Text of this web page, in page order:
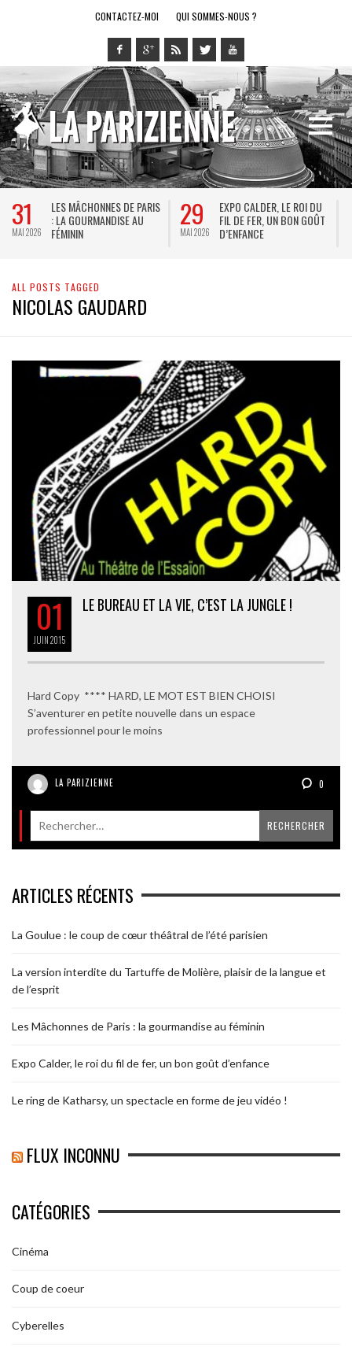
CONTACTEZ-MOI QUI SOMMES-NOUS ?
31
MAI 2026
LES MÂCHONNES DE PARIS
: LA GOURMANDISE AU
FÉMININ
29
MAI 2026
EXPO CALDER, LE ROI DU
FIL DE FER, UN BON GOÛT
D’ENFANCE
ALL POSTS TAGGED
NICOLAS GAUDARD
01
JUIN2015
LE BUREAU ET LA VIE, C’EST LA JUNGLE !
Hard Copy **** HARD, LE MOT EST BIEN CHOISI
S’aventurer en petite nouvelle dans un espace
professionnel pour le moins
LA PARIZIENNE 0
ARTICLES RÉCENTS
La Goulue : le coup de cœur théâtral de l’été parisien
La version interdite du Tartuffe de Molière, plaisir de la langue et
de l’esprit
Les Mâchonnes de Paris : la gourmandise au féminin
Expo Calder, le roi du fil de fer, un bon goût d’enfance
Le ring de Katharsy, un spectacle en forme de jeu vidéo !
FLUX INCONNU
CATÉGORIES
Cinéma
Coup de coeur
Cyberelles